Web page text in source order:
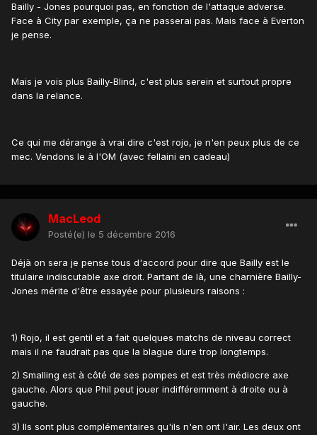
Bailly - Jones pourquoi pas, en fonction de l'attaque adverse.
Face à City par exemple, ça ne passerai pas. Mais face à Everton
je pense.
Mais je vois plus Bailly-Blind, c'est plus serein et surtout propre
dans la relance.
Ce qui me dérange à vrai dire c'est rojo, je n'en peux plus de ce
mec. Vendons le à l'OM (avec fellaini en cadeau)
MacLeod
Posté(e) le 5 décembre 2016
Déjà on sera je pense tous d'accord pour dire que Bailly est le
titulaire indiscutable axe droit. Partant de là, une charnière Bailly-
Jones mérite d'être essayée pour plusieurs raisons :
1) Rojo, il est gentil et a fait quelques matchs de niveau correct
mais il ne faudrait pas que la blague dure trop longtemps.
2) Smalling est à côté de ses pompes et est très médiocre axe
gauche. Alors que Phil peut jouer indifféremment à droite ou à
gauche.
3) Ils sont plus complémentaires qu'ils n'en ont l'air. Les deux ont